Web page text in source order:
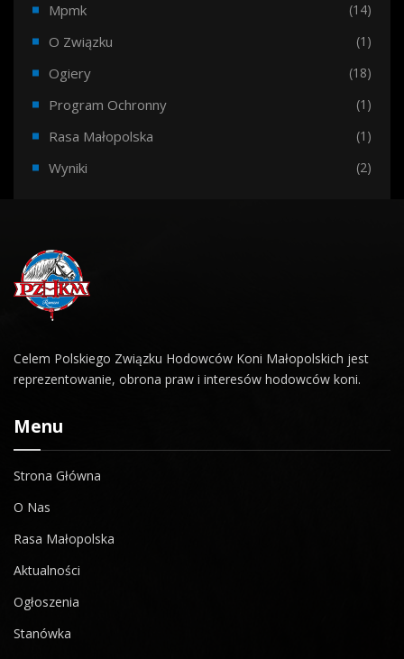
Mpmk (14)
O Związku (1)
Ogiery (18)
Program Ochronny (1)
Rasa Małopolska (1)
Wyniki (2)
Celem Polskiego Związku Hodowców Koni Małopolskich jest
reprezentowanie, obrona praw i interesów hodowców koni.
Menu
Strona Główna
O Nas
Rasa Małopolska
Aktualności
Ogłoszenia
Stanówka